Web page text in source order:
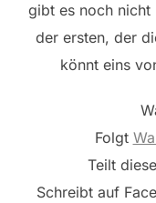
gibt es noch nicht
der ersten, der
könnt eins
Folgt
Teilt
Schreibt auf